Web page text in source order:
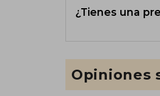
¿Tienes una
Opiniones